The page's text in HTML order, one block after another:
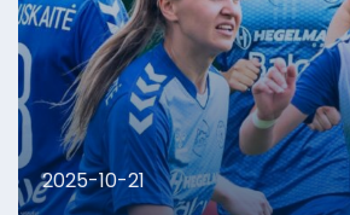
2025-10-21